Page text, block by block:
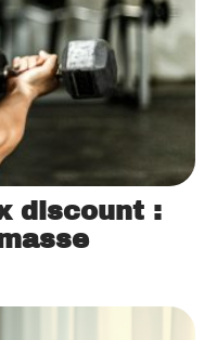
discount :